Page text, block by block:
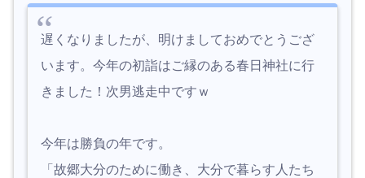
遅くなりましたが、明けましておめでとうござ
います。今年の初詣はご縁のある春日神社に行
きました！次男逃走中ですｗ
今年は勝負の年です。
「故郷大分のために働き、大分で暮らす人たち